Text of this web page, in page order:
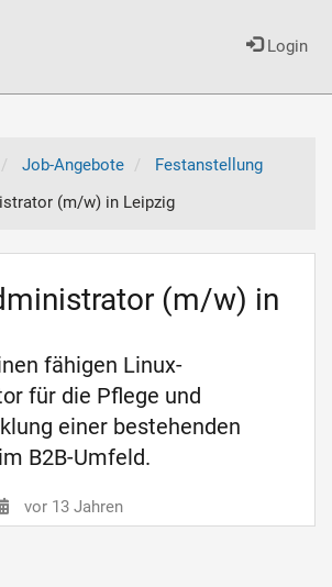
Login
Job-Angebote
Festanstellung
(m/w) in Leipzig
(m/w) in
fähigen Linux-
für die Pflege und
einer bestehenden
B2B-Umfeld.
vor 13 Jahren